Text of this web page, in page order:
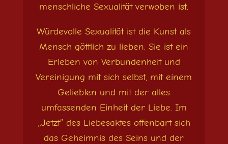
menschliche Sexualität verwoben ist.
Würdevolle Sexualität ist die Kunst als
Mensch göttlich zu lieben. Sie ist ein
Erleben von Verbundenheit und
Vereinigung mit sich selbst, mit einem
Geliebten und mit der alles
umfassenden Einheit der Liebe. Im
„Jetzt“ des Liebesaktes offenbart sich
das Geheimnis des Seins und der